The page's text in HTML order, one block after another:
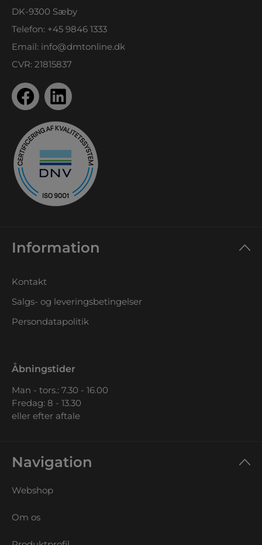
DK-9300 Sæby
Telefon: +45 9846 1333
Email: info@dmtonline.dk
CVR: 21815837
Information
Kontakt
Salgs- og leveringsbetingelser
Persondatapolitik
Åbningstider
Man - tors.: 7.30 - 16.00
Fredag: 8 - 13.30
eller efter aftale
Navigation
Webshop
Om os